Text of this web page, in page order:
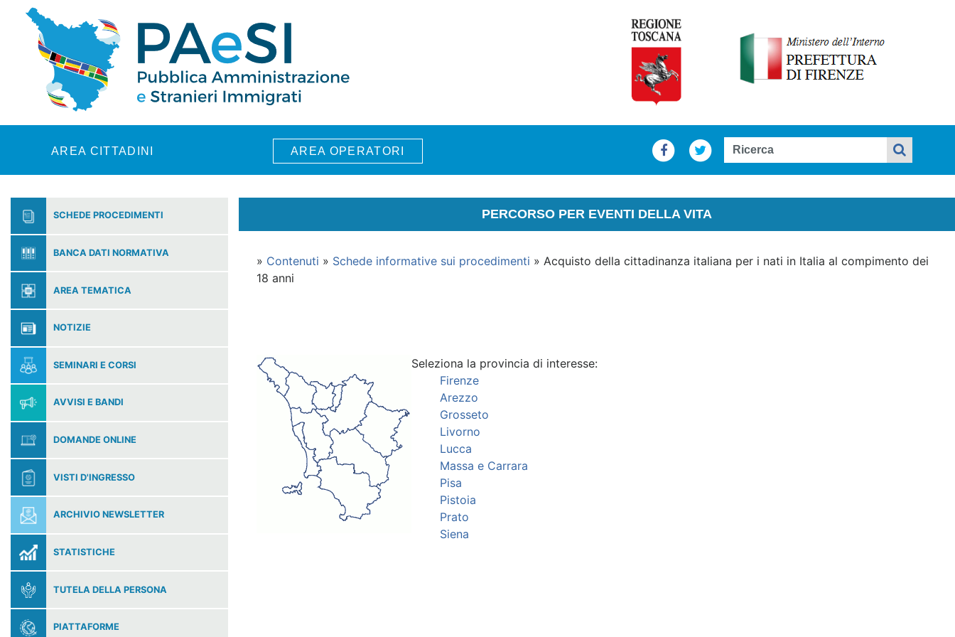
Skip to main content
AREA CITTADINI AREA OPERATORI
SCHEDE PROCEDIMENTI
BANCA DATI NORMATIVA
AREA TEMATICA
NOTIZIE
SEMINARI E CORSI
AVVISI E BANDI
DOMANDE ONLINE
VISTI D'INGRESSO
ARCHIVIO NEWSLETTER
STATISTICHE
TUTELA DELLA PERSONA
PIATTAFORME
PERCORSO PER EVENTI DELLA VITA
» Contenuti » Schede informative sui procedimenti » Acquisto della cittadinanza italiana per i nati in Italia al compimento dei
18 anni
Seleziona la provincia di interesse:
Firenze
Arezzo
Grosseto
Livorno
Lucca
Massa e Carrara
Pisa
Pistoia
Prato
Siena